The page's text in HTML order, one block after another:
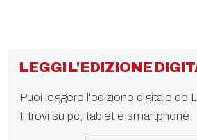
LEGGI L'EDIZIONE
Puoi leggere l'edizione digitale de
ti trovi su pc, tablet e smartphone.